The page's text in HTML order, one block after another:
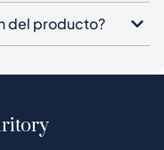
del producto?